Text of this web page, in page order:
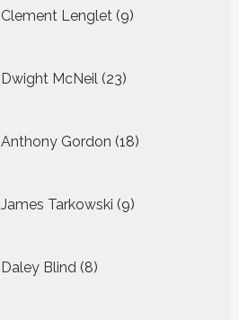
Clement Lenglet 9
producten
Dwight McNeil 23
producten
Anthony Gordon 18
producten
James Tarkowski 9
producten
Daley Blind 8
producten